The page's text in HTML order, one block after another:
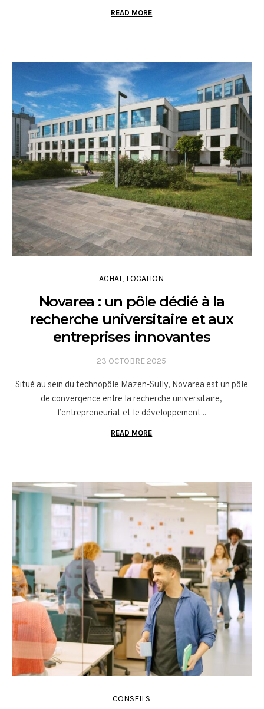
READ MORE
ACHAT, LOCATION
Novarea : un pôle dédié à la
recherche universitaire et aux
entreprises innovantes
23 OCTOBRE 2025
Situé au sein du technopôle Mazen‑Sully, Novarea est un pôle
de convergence entre la recherche universitaire,
l’entrepreneuriat et le développement...
READ MORE
CONSEILS